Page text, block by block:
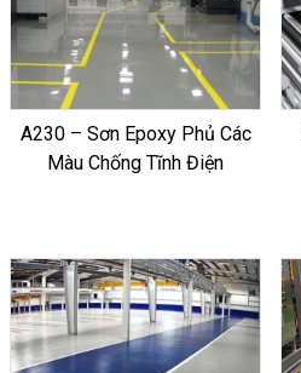
A230 – Sơn Epoxy Phủ Các
Màu Chống Tĩnh Điện